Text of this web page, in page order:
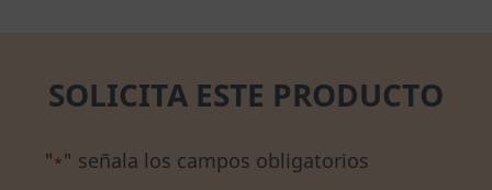
SOLICITA ESTE PRODUCTO
"*" señala los campos obligatorios